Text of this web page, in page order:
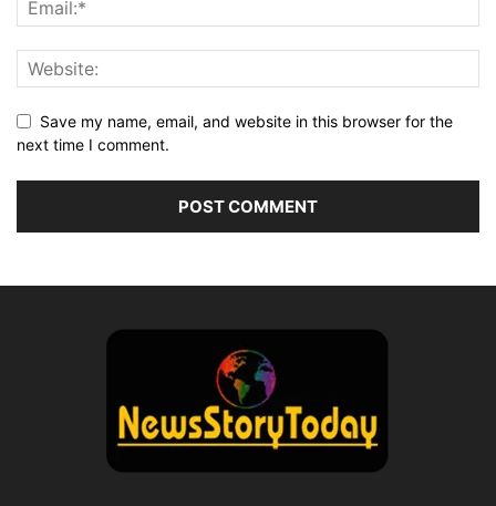
Save my name, email, and website in this browser for the
next time I comment.